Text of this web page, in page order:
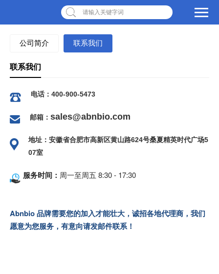
请输入关键字词
公司简介 联系我们
联系我们
电话：400-900-5473
邮箱： sales@abnbio.com
地址：安徽省合肥市高新区黄山路624号桑夏精英时代广场5
07室
服务时间： 周一至周五 8:30 - 17:30
Abnbio 品牌需要您的加入才能壮大，诚招各地代理商，我们
愿意为您服务，有意向请发邮件联系！